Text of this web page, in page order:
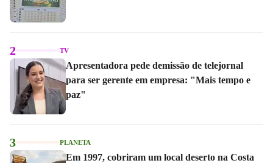
2 TV
Apresentadora pede demissão de telejornal
para ser gerente em empresa: "Mais tempo e
paz"
3 PLANETA
Em 1997, cobriram um local deserto na Costa